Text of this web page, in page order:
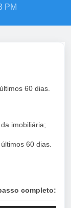
PM
60 dias.
imobiliária;
60 dias.
completo: